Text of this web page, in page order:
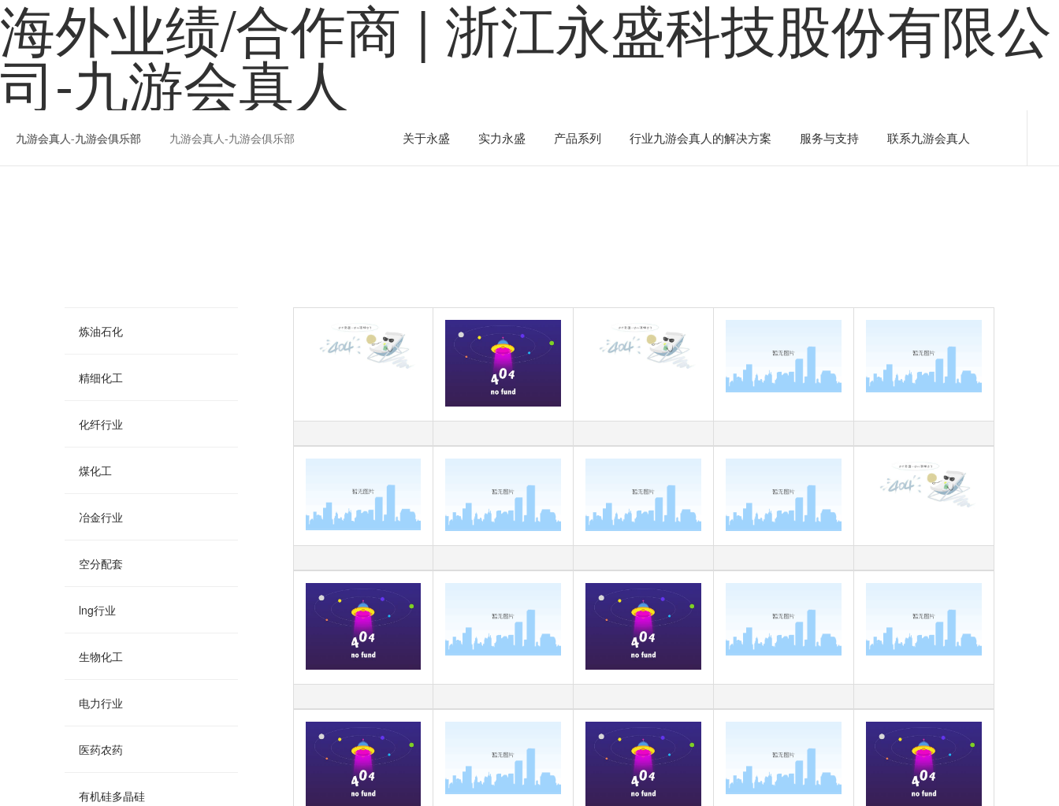
海外业绩/合作商 | 浙江永盛科技股份有限公
司-九游会真人
九游会真人-九游会俱乐部
九游会真人-九游会俱乐部 九游会真人-九游会俱乐部 关于永盛 实力永盛 产品系列 行业九游会真人的解决方案 服务与支持 联系九游会真人
炼油石化
精细化工
化纤行业
煤化工
冶金行业
空分配套
lng行业
生物化工
电力行业
医药农药
有机硅多晶硅